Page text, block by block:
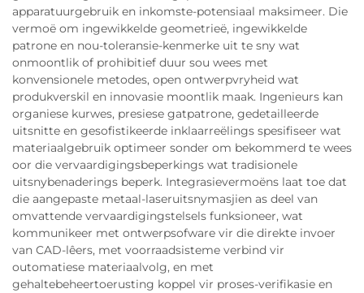
apparatuurgebruik en inkomste-potensiaal maksimeer. Die
vermoë om ingewikkelde geometrieë, ingewikkelde
patrone en nou-toleransie-kenmerke uit te sny wat
onmoontlik of prohibitief duur sou wees met
konvensionele metodes, open ontwerpvryheid wat
produkverskil en innovasie moontlik maak. Ingenieurs kan
organiese kurwes, presiese gatpatrone, gedetailleerde
uitsnitte en gesofistikeerde inklaarreëlings spesifiseer wat
materiaalgebruik optimeer sonder om bekommerd te wees
oor die vervaardigingsbeperkings wat tradisionele
uitsnybenaderings beperk. Integrasievermoëns laat toe dat
die aangepaste metaal-laseruitsnymasjien as deel van
omvattende vervaardigingstelsels funksioneer, wat
kommunikeer met ontwerpsofware vir die direkte invoer
van CAD-lêers, met voorraadsisteme verbind vir
outomatiese materiaalvolg, en met
gehaltebeheertoerusting koppel vir proses-verifikasie en